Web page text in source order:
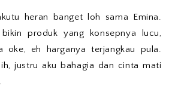
heran banget loh sama Emina.
produk yang konsepnya lucu,
oke, eh harganya terjangkau pula.
justru aku bahagia dan cinta mati